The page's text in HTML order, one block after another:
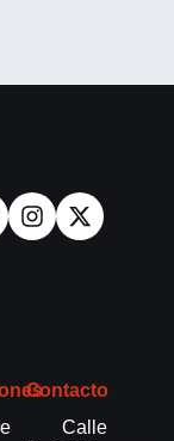
Contacto
Calle